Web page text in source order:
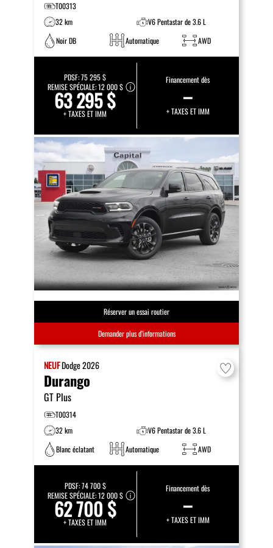
T00313
32 km
V6 Pentastar de 3.6 L
Noir DB
Automatique AWD
PDSF:75 295 $
REMISE SPÉCIALE:12 000 $
63 295 $
+ TAXES ET IMM
Financement dès
–
+ TAXES ET IMM
Réserver un essai routier
Demander plus d’informations
NEUFDodge2026
Durango
GT Plus
T00314
32 km
V6 Pentastar de 3.6 L
Blanc éclatant
Automatique AWD
PDSF:74 700 $
REMISE SPÉCIALE:12 000 $
62 700 $
+ TAXES ET IMM
Financement dès
–
+ TAXES ET IMM